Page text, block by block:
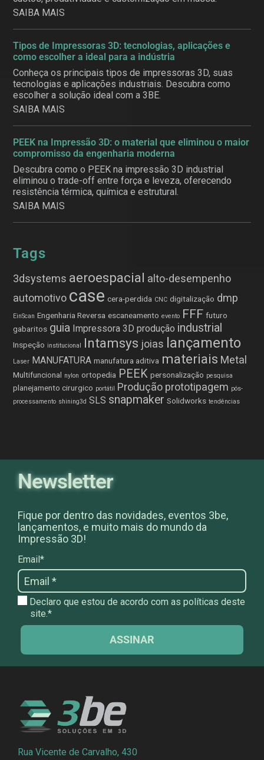
SAIBA MAIS
Tipos de Impressoras 3D: tecnologias, aplicações e
como escolher a ideal para a indústria
Conheça os principais tipos de impressoras 3D, suas
tecnologias e aplicações industriais. Descubra como
escolher a solução ideal com a 3BE.
SAIBA MAIS
PEEK na Impressão 3D: o material que eliminou o maior
compromisso da engenharia moderna
Descubra como o PEEK na impressão 3D industrial
eliminou o trade-off entre força e leveza, oferecendo
resistência térmica, química e estrutural.
SAIBA MAIS
Tags
3dsystems aeroespacial alto-desempenho
automotivo case cera-perdida CNC digitalização dmp
EinScan Engenharia Reversa escaneamento evento FFF futuro
gabaritos guia Impressora 3D produção industrial
Inspeção institucional Intamsys joias lançamento
Laser MANUFATURA manufatura aditiva materiais Metal
Multifuncional nylon ortopedia PEEK personalização pesquisa
planejamento cirurgico portátil Produção prototipagem pós-
processamento shining3d SLS snapmaker Solidworks tendências
Newsletter
Fique por dentro das novidades, eventos 3be,
lançamentos, e muito mais do mundo da
Impressão 3D!
Email*
Declaro que estou de acordo com as políticas deste
site.*
ASSINAR
Rua Vicente de Carvalho, 430